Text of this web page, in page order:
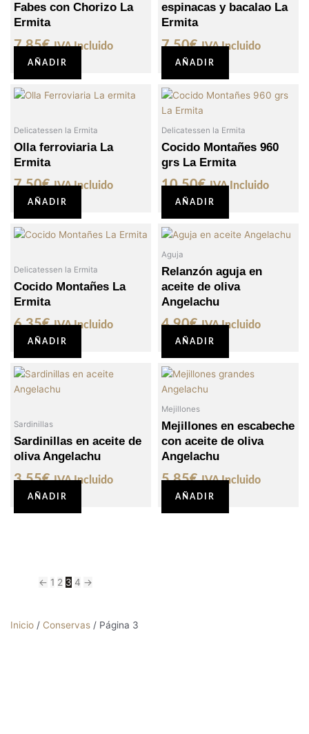
Fabes con Chorizo La
Ermita
7,85€ IVA Incluido
AÑADIR
espinacas y bacalao La
Ermita
7,50€ IVA Incluido
AÑADIR
Delicatessen la Ermita
Olla ferroviaria La
Ermita
7,50€ IVA Incluido
AÑADIR
Delicatessen la Ermita
Cocido Montañes 960
grs La Ermita
10,50€ IVA Incluido
AÑADIR
Delicatessen la Ermita
Cocido Montañes La
Ermita
6,35€ IVA Incluido
AÑADIR
Aguja
Relanzón aguja en
aceite de oliva
Angelachu
4,90€ IVA Incluido
AÑADIR
Sardinillas
Sardinillas en aceite de
oliva Angelachu
3,55€ IVA Incluido
AÑADIR
Mejillones
Mejillones en escabeche
con aceite de oliva
Angelachu
5,85€ IVA Incluido
AÑADIR
← 1 2 3 4 →
Inicio / Conservas / Página 3